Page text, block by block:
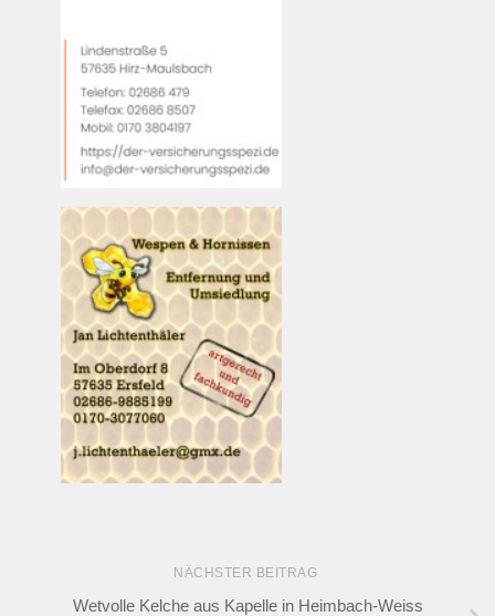
NÄCHSTER BEITRAG
Wetvolle Kelche aus Kapelle in Heimbach-Weiss